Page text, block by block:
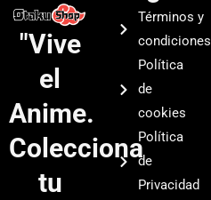
"Vive
el
Anime.
Colecciona
tu
Términos y
condiciones
Política
de
cookies
Política
de
Privacidad